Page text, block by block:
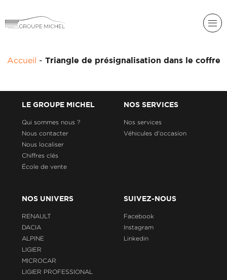
DACIA
LIGIER
MICROCAR
LIGIER
PROFESSIONAL
GROUPE
ACADÉMIE
HISTORIQUE
DU
MICHEL
Accueil - Triangle de présignalisation dans le coffre
LE GROUPE MICHEL
Qui sommes nous ?
Nous contacter
Nous localiser
Chiffres clés
École de vente
NOS SERVICES
Nos services
Véhicules d'occasion
NOS UNIVERS
RENAULT
DACIA
ALPINE
LIGIER
MICROCAR
LIGIER PROFESSIONAL
SUIVEZ-NOUS
Facebook
Instagram
Linkedin